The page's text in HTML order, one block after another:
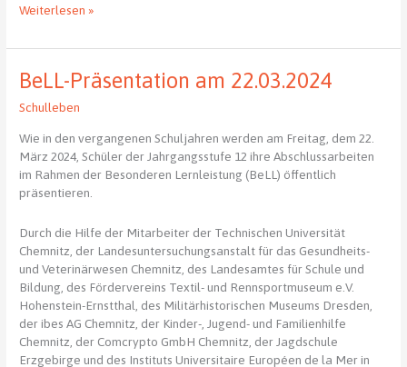
Die
Forscherwerkstatt
wieder
geöffnet
Weiterlesen »
BeLL-Präsentation am 22.03.2024
Schulleben
Wie in den vergangenen Schuljahren werden am Freitag, dem 22.
März 2024, Schüler der Jahrgangsstufe 12 ihre Abschlussarbeiten
im Rahmen der Besonderen Lernleistung (BeLL) öffentlich
präsentieren.
Durch die Hilfe der Mitarbeiter der Technischen Universität
Chemnitz, der Landesuntersuchungsanstalt für das Gesundheits-
und Veterinärwesen Chemnitz, des Landesamtes für Schule und
Bildung, des Fördervereins Textil- und Rennsportmuseum e.V.
Hohenstein-Ernstthal, des Militärhistorischen Museums Dresden,
der ibes AG Chemnitz, der Kinder-, Jugend- und Familienhilfe
Chemnitz, der Comcrypto GmbH Chemnitz, der Jagdschule
Erzgebirge und des Instituts Universitaire Européen de la Mer in